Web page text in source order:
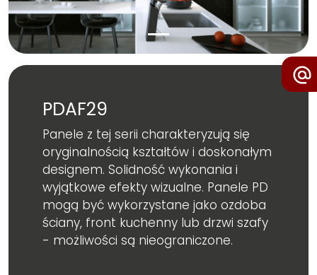
PDAF29
Panele z tej serii charakteryzują się
oryginalnością kształtów i doskonałym
designem. Solidność wykonania i
wyjątkowe efekty wizualne. Panele PD
mogą być wykorzystane jako ozdoba
ściany, front kuchenny lub drzwi szafy
- możliwości są nieograniczone.